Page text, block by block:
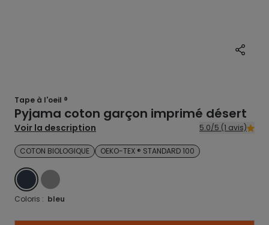
Tape à l'oeil ®
Pyjama coton garçon imprimé désert
Voir la description 5.0/5 (1 avis)
COTON BIOLOGIQUE OEKO-TEX ® STANDARD 100
BLEUGRIS
Coloris : bleu